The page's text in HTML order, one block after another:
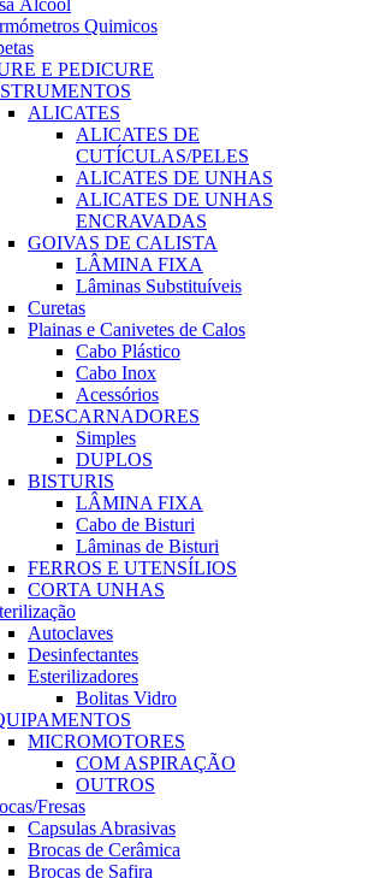
Álcool
Quimicos
E PEDICURE
ALICATES
ALICATES DE
CUTÍCULAS/PELES
ALICATES DE UNHAS
ALICATES DE UNHAS
ENCRAVADAS
GOIVAS DE CALISTA
LÂMINA FIXA
Lâminas Substituíveis
Curetas
Plainas e Canivetes de Calos
Cabo Plástico
Cabo Inox
Acessórios
DESCARNADORES
Simples
DUPLOS
BISTURIS
LÂMINA FIXA
Cabo de Bisturi
Lâminas de Bisturi
FERROS E UTENSÍLIOS
CORTA UNHAS
Autoclaves
Desinfectantes
Esterilizadores
Bolitas Vidro
MICROMOTORES
COM ASPIRAÇÃO
OUTROS
Fresas
Capsulas Abrasivas
Brocas de Cerâmica
Brocas de Safira